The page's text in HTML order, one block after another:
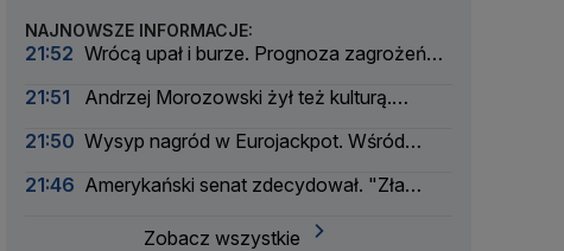
NAJNOWSZE INFORMACJE:
21:52 Wrócą upał i burze. Prognoza zagrożeń
21:51
Andrzej Morozowski żył też kulturą.
21:50 Wysyp nagród w Eurojackpot. Wśród
21:46 Amerykański senat zdecydował. "Zła
Zobacz wszystkie